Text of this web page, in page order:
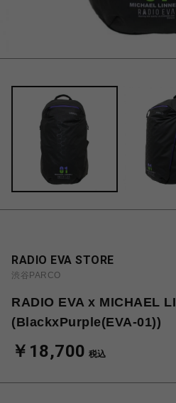
RADIO EVA STORE
渋谷PARCO
RADIO EVA x MICHAEL
(BlackxPurple(EVA-01))
￥18,700 税込